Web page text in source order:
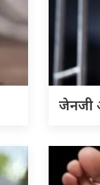
जेनजी